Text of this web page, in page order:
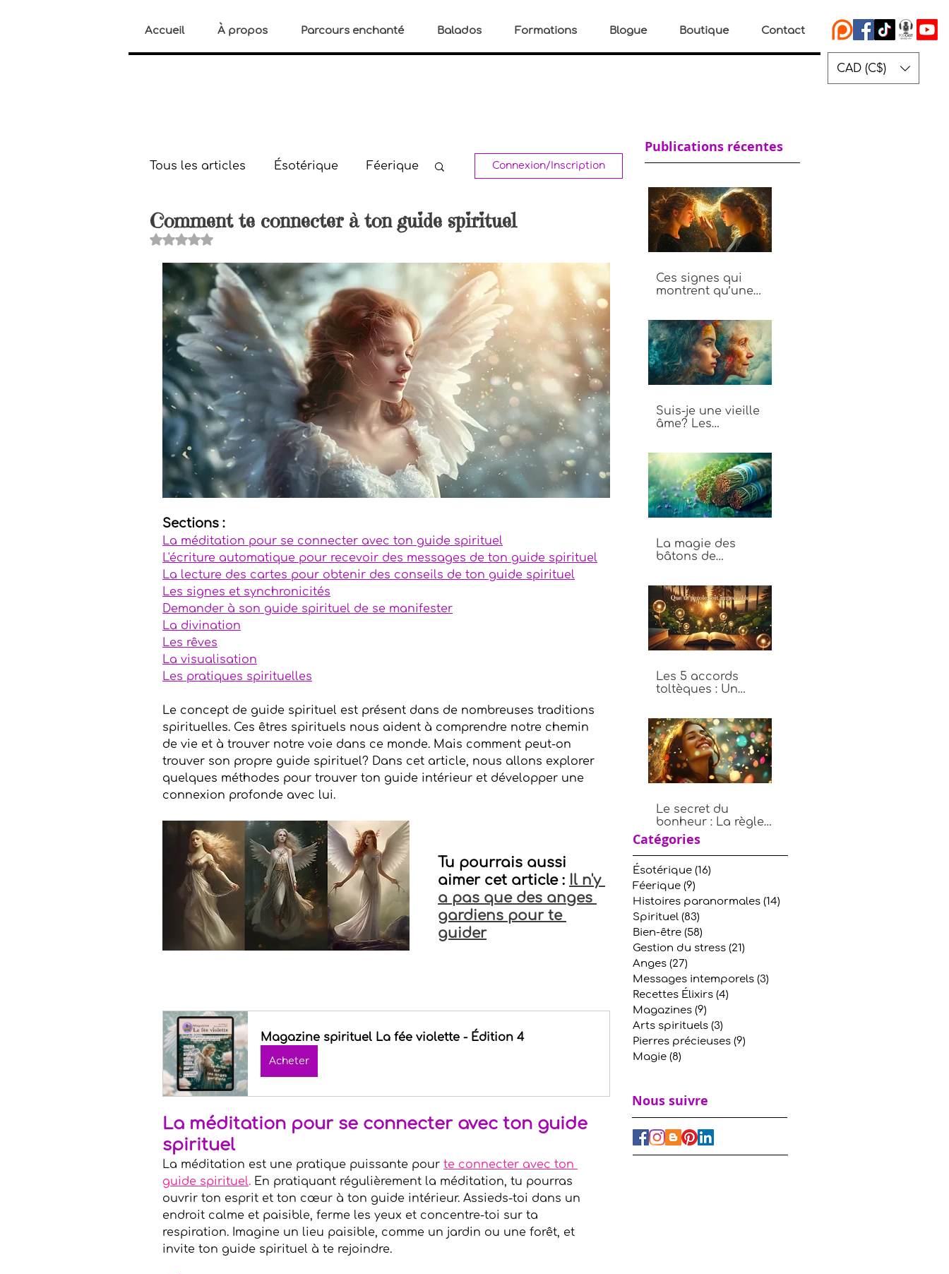
Accueil À propos Parcours enchanté Balados Formations Blogue Boutique Contact
CAD (C$)
Tous les articles Ésotérique Féerique
Histoires paranormales Spirituel
Bien-être Gestion du stress
Anges Messages intemporels
Recettes Élixirs Magazines
Arts spirituels Pierres précieuses
Connexion/Inscription
Comment te connecter à ton guide spirituel
Noté NaN étoiles sur 5.
Sections :
La méditation pour se connecter avec ton guide spirituel
L'écriture automatique pour recevoir des messages de ton guide spirituel
La lecture des cartes pour obtenir des conseils de ton guide spirituel
Les signes et synchronicités
Demander à son guide spirituel de se manifester
La divination
Les rêves
La visualisation
Les pratiques spirituelles
Le concept de guide spirituel est présent dans de nombreuses traditions
spirituelles. Ces êtres spirituels nous aident à comprendre notre chemin
de vie et à trouver notre voie dans ce monde. Mais comment peut-on
trouver son propre guide spirituel? Dans cet article, nous allons explorer
quelques méthodes pour trouver ton guide intérieur et développer une
connexion profonde avec lui.
Tu pourrais aussi
aimer cet article : Il n'y
a pas que des anges
gardiens pour te
guider
Magazine spirituel La fée violette - Édition 4
Acheter
La méditation pour se connecter avec ton guide
spirituel
La méditation est une pratique puissante pour te connecter avec ton
guide spirituel. En pratiquant régulièrement la méditation, tu pourras
ouvrir ton esprit et ton cœur à ton guide intérieur. Assieds-toi dans un
endroit calme et paisible, ferme les yeux et concentre-toi sur ta
respiration. Imagine un lieu paisible, comme un jardin ou une forêt, et
invite ton guide spirituel à te rejoindre.
Publications récentes
Ces signes qui
montrent qu’une
Suis-je une vieille
âme? Les
âme
La magie des
bâtons de
plantes sacrées
Les 5 accords
toltèques : Un
Le secret du
bonheur : La règle
des 10, 9, 8, 7, 6, 5, 4,
3, 2, 1
Catégories
Ésotérique (16)
Féerique (9)
Histoires paranormales (14)
Spirituel (83)
Bien-être (58)
Gestion du stress (21)
Anges (27)
Messages intemporels (3)
Recettes Élixirs (4)
Magazines (9)
Arts spirituels (3)
Pierres précieuses (9)
Magie (8)
Nous suivre